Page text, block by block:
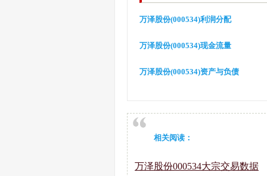
万泽股份(000534)利润分配
万泽股份(000534)现金流量
万泽股份(000534)资产与负债
相关阅读：
万泽股份000534大宗交易数据